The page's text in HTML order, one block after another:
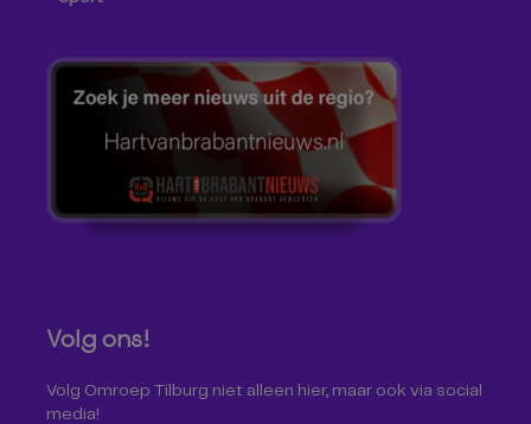
Volg ons!
Volg Omroep Tilburg niet alleen hier, maar ook via social
media!